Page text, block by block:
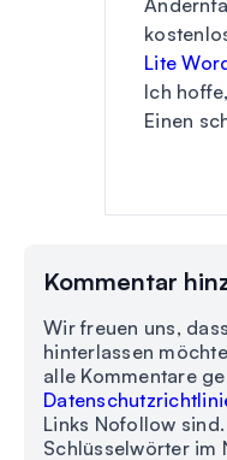
Lite
Ich
Einen
Kommentar
Wir freuen uns,
hinterlassen
alle Kommentare
Links Nofollow sind.
Schlüsselwörter im